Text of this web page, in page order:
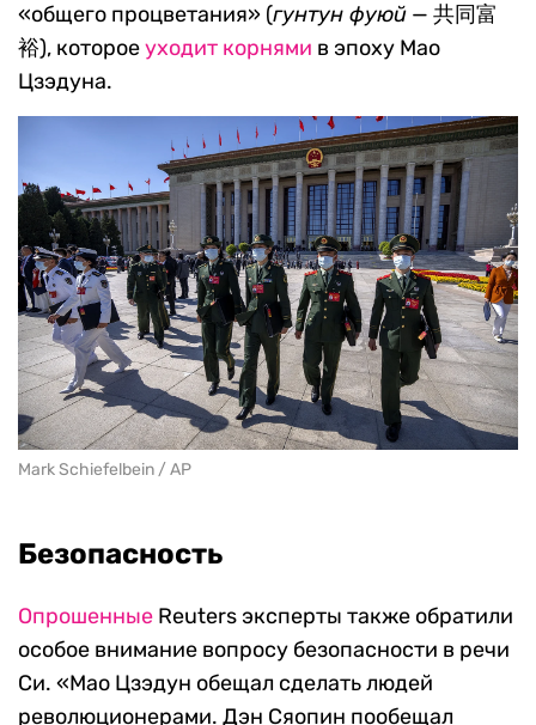
«общего процветания» (гунтун фуюй — 共同富
裕), котороеуходит корнями в эпоху Мао
Цзэдуна.
Mark Schiefelbein / AP
Безопасность
Опрошенные Reuters эксперты также обратили
особое внимание вопросу безопасности в речи
Си. «Мао Цзэдун обещал сделать людей
революционерами. Дэн Сяопин пообещал